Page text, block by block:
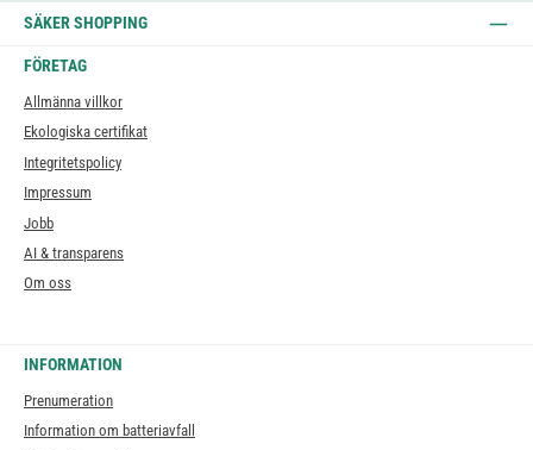
SÄKER SHOPPING
FÖRETAG
Allmänna villkor
Ekologiska certifikat
Integritetspolicy
Impressum
Jobb
AI & transparens
Om oss
INFORMATION
Prenumeration
Information om batteriavfall